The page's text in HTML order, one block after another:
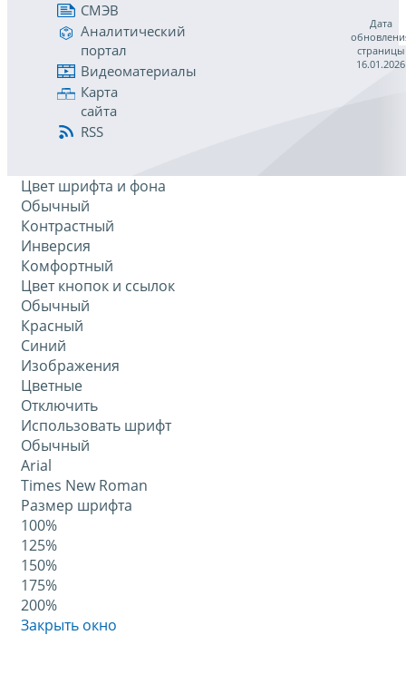
СМЭВ
Аналитический
портал
Видеоматериалы
Карта
сайта
RSS
Дата
страницы
16.01.2026
Цвет шрифта и фона
Обычный
Контрастный
Инверсия
Комфортный
Цвет кнопок и ссылок
Обычный
Красный
Синий
Изображения
Цветные
Отключить
Использовать шрифт
Обычный
Arial
Times New Roman
Размер шрифта
100%
125%
150%
175%
200%
Закрыть окно